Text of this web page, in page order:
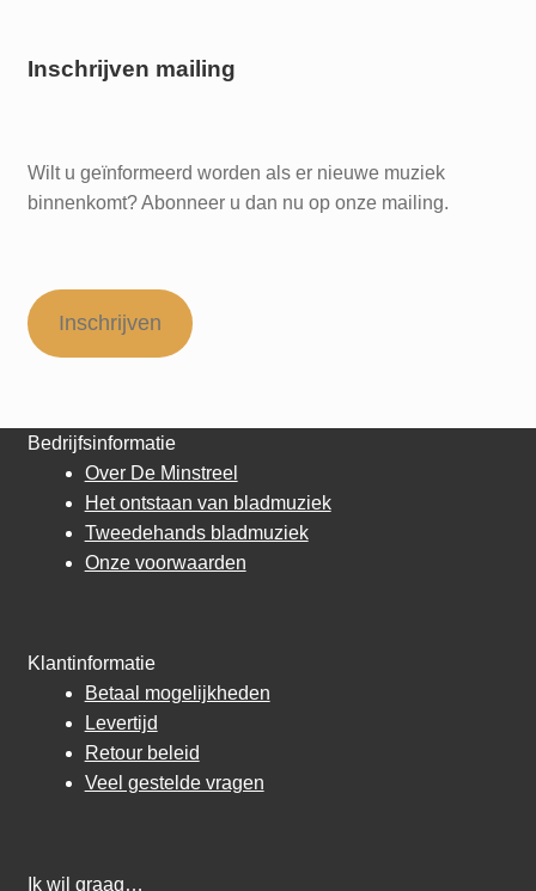
Inschrijven mailing
Wilt u geïnformeerd worden als er nieuwe muziek
binnenkomt? Abonneer u dan nu op onze mailing.
Inschrijven
Bedrijfsinformatie
Over De Minstreel
Het ontstaan van bladmuziek
Tweedehands bladmuziek
Onze voorwaarden
Klantinformatie
Betaal mogelijkheden
Levertijd
Retour beleid
Veel gestelde vragen
Ik wil graag…